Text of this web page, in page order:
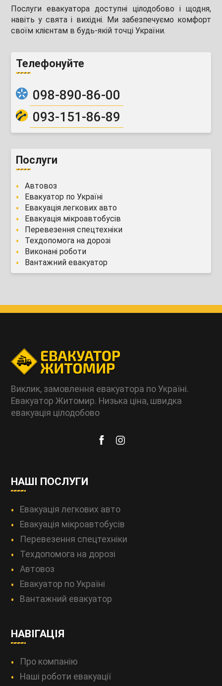
Послуги евакуатора доступні цілодобово і щодня,
навіть у свята і вихідні. Ми забезпечуємо комфорт
своїм клієнтам в будь-якій точці України.
Телефонуйте
098-890-86-00
093-151-86-89
Послуги
Автовоз
Евакуатор по Україні
Евакуація легкових авто
Евакуація мікроавтобусів
Перевезення спецтехніки
Техдопомога на дорозі
Виконані роботи
Вантажний евакуатор
Виклик, замовлення евакуатора по Україні.
Евакуатор Житомир. Низька ціна, швидка
евакуація цілодобово
НАШІ ПОСЛУГИ
Евакуація легкових авто
Евакуація мікроавтобусів
Перевезення спецтехніки
Техдопомога на дорозі
Автовоз
Евакуатор по Україні
Вантажний евакуатор
НАВІГАЦІЯ
Про компанію
Наші роботи евакуації